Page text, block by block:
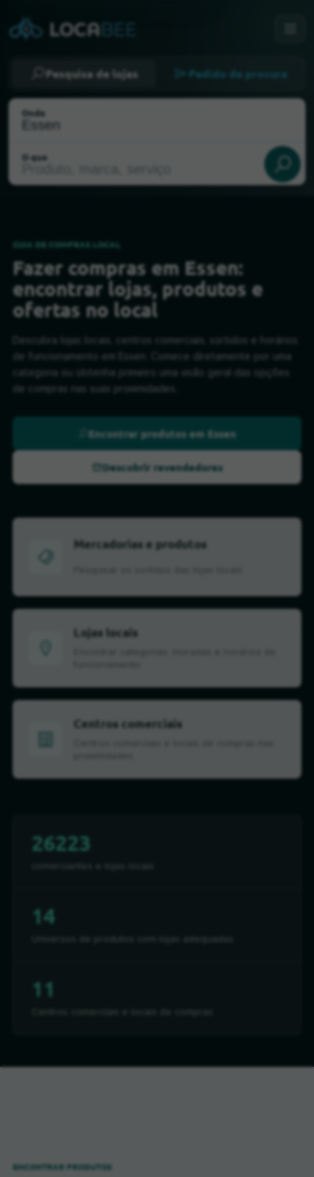
Pesquisa de lojas Pedido de procura
Onde
O que
Selecionar a minha localização
GUIA DE COMPRAS LOCAL
Fazer compras em Essen:
encontrar lojas, produtos e
ofertas no local
Encontrar produtos em Essen
Descobrir revendedores
Mercadorias e produtos
Lojas locais
Centros comerciais
26223
14
11
ENCONTRAR PRODUTOS